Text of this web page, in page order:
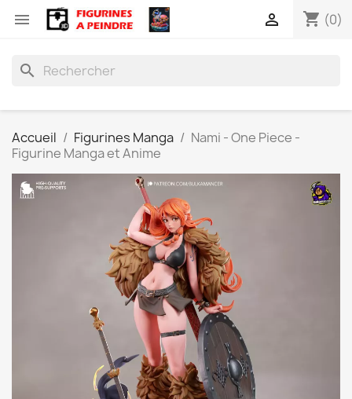
 shopping_cart (0)

search
Accueil Figurines Manga
Nami - One Piece -
Figurine Manga et Anime